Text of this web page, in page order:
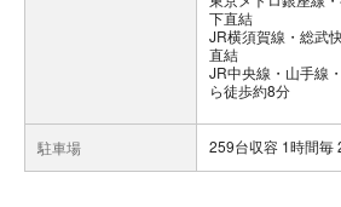
下直結
JR横須賀線・総武
直結
JR中央線・山手線
ら徒歩約8分
駐車場 259台収容 1時間毎